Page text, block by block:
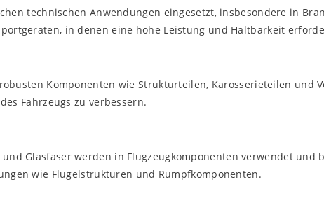
technischen Anwendungen eingesetzt, insbesondere in
in denen eine hohe Leistung und Haltbarkeit
Komponenten wie Strukturteilen, Karosserieteilen und
Fahrzeugs zu verbessern.
und Glasfaser werden in Flugzeugkomponenten verwendet und
wie Flügelstrukturen und Rumpfkomponenten.